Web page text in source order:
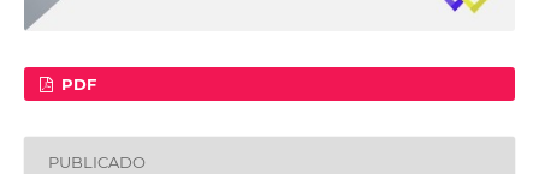
PDF
PUBLICADO